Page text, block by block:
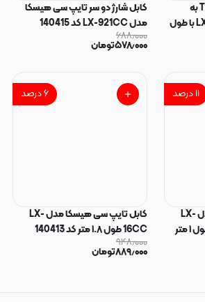
کابل شارژ هیسکا Type-C به
Type-C مدل LX-932CC با طول
کابل شارژ دو سر تایپ سی هیسکا
مدل LX-921CC کد 140415
۶۸۸٫۰۰۰
۵۷۸٫۰۰۰تومان
۱۱درصد
کابل تایپ سی هیسکا مدل LX-
901AC ظرفیت ۶۶ وات طول ۱ متر
۶درصد
کابل تایپ سی هیسکا مدل LX-
16CC طول ۱.۸ متر کد 140413
۹۴۸٫۰۰۰
۸۸۹٫۰۰۰تومان